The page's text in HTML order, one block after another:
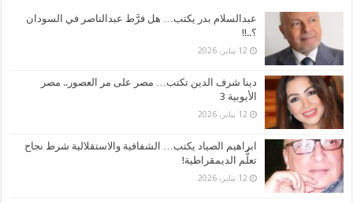
عبدالسلام بدر يكتب… هل فرَّط عبدالناصر في السودان
؟..!!
12 يناير، 2026
دينا شرف الدين تكتب… مصر على مر العصور.. مصر
الأيوبية 3
12 يناير، 2026
ابراهيم الصياد يكتب… الشفافية والاستقلالية شرط نجاح
تعلُّم الديمقراطية!
12 يناير، 2026